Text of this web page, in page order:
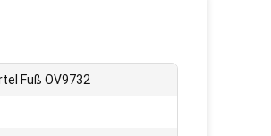
Fuß OV9732